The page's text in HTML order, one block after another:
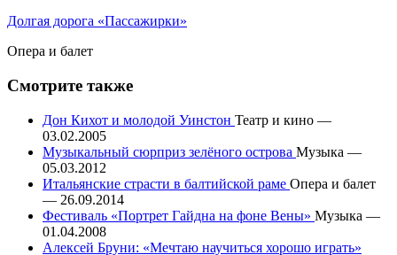
Долгая дорога «Пассажирки»
Опера и балет
Смотрите также
Дон Кихот и молодой Уинстон Театр и кино —
03.02.2005
Музыкальный сюрприз зелёного острова Музыка —
05.03.2012
Итальянские страсти в балтийской раме Опера и балет
— 26.09.2014
Фестиваль «Портрет Гайдна на фоне Вены» Музыка —
01.04.2008
Алексей Бруни: «Мечтаю научиться хорошо играть»